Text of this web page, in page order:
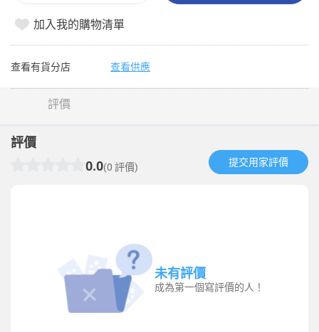
加入我的購物清單
查看有貨分店 查看供應
評價
評價
0.0(0 評價) 提交用家評價​
未有評價
成為第一個寫評價的人！